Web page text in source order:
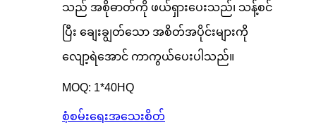
သည် အစိုဓာတ်ကို ဖယ်ရှားပေးသည်၊ သန့်စင်
ပြီး ချေးချွတ်သော အစိတ်အပိုင်းများကို
လျော့ရဲအောင် ကာကွယ်ပေးပါသည်။
MOQ: 1*40HQ
စုံစမ်းရေးအသေးစိတ်